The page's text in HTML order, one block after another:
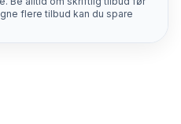
flere tilbud kan du spare